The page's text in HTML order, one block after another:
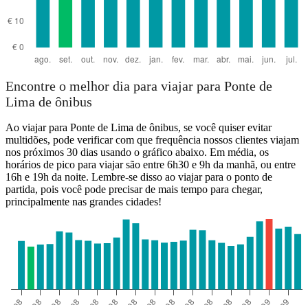
Encontre o melhor dia para viajar para Ponte de
Lima de ônibus
Ao viajar para Ponte de Lima de ônibus, se você quiser evitar
multidões, pode verificar com que frequência nossos clientes viajam
nos próximos 30 dias usando o gráfico abaixo. Em média, os
horários de pico para viajar são entre 6h30 e 9h da manhã, ou entre
16h e 19h da noite. Lembre-se disso ao viajar para o ponto de
partida, pois você pode precisar de mais tempo para chegar,
principalmente nas grandes cidades!